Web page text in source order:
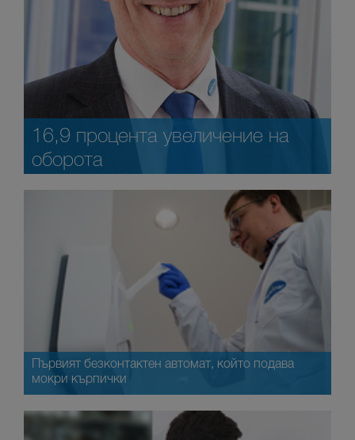
16,9 процента увеличение на
оборота
Първият безконтактен автомат, който подава
мокри кърпички